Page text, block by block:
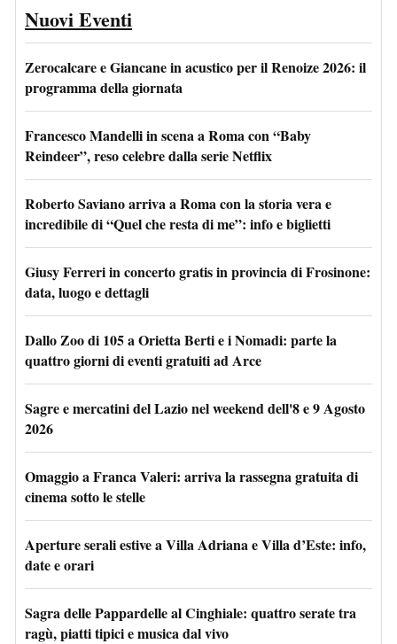
Nuovi Eventi
Zerocalcare e Giancane in acustico per il Renoize 2026: il
programma della giornata
Francesco Mandelli in scena a Roma con “Baby
Reindeer”, reso celebre dalla serie Netflix
Roberto Saviano arriva a Roma con la storia vera e
incredibile di “Quel che resta di me”: info e biglietti
Giusy Ferreri in concerto gratis in provincia di Frosinone:
data, luogo e dettagli
Dallo Zoo di 105 a Orietta Berti e i Nomadi: parte la
quattro giorni di eventi gratuiti ad Arce
Sagre e mercatini del Lazio nel weekend dell'8 e 9 Agosto
2026
Omaggio a Franca Valeri: arriva la rassegna gratuita di
cinema sotto le stelle
Aperture serali estive a Villa Adriana e Villa d’Este: info,
date e orari
Sagra delle Pappardelle al Cinghiale: quattro serate tra
ragù, piatti tipici e musica dal vivo